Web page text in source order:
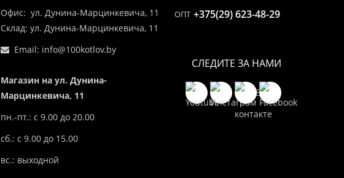
Офис: ул. Дунина-Марцинкевича, 11
Склад: ул. Дунина-Марцинкевича, 11
Email: info@100kotlov.by
Магазин на ул. Дунина-
Марцинкевича, 11
пн.-пт.: с 9.00 до 20.00
сб.: с 9.00 до 15.00
вс.: выходной
ОПТ +375(29) 623-48-29
СЛЕДИТЕ ЗА НАМИ